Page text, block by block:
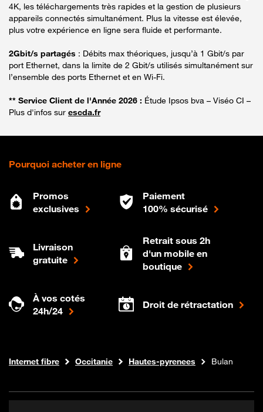
4K, les téléchargements très rapides et la gestion de plusieurs
appareils connectés simultanément. Plus la vitesse est élevée,
plus votre expérience en ligne sera fluide et performante.
2Gbit/s partagés : Débits max théoriques, jusqu’à 1 Gbit/s par
port Ethernet, dans la limite de 2 Gbit/s utilisés simultanément sur
l’ensemble des ports Ethernet et en Wi-Fi.
** Service Client de l'Année 2026 : Étude Ipsos bva – Viséo CI –
Plus d'infos sur escda.fr
Pourquoi acheter en ligne
Promos
exclusives
Paiement
100% sécurisé
Livraison
gratuite
Retrait sous 2h
d'un mobile en
boutique
À vos cotés
24h/24
Droit de rétractation
Boutique Orange
Internet fibre Occitanie Hautes-pyrenees Bulan